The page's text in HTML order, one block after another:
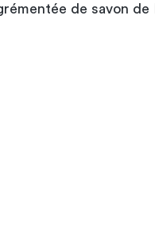
de savon de